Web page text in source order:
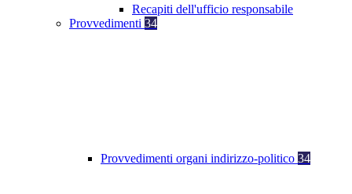
Recapiti dell'ufficio responsabile
Provvedimenti 34
Provvedimenti organi indirizzo-politico 34